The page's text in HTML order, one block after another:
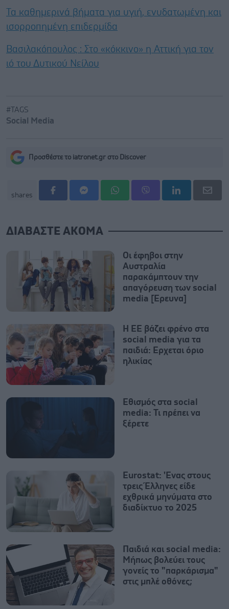
Τα καθημερινά βήματα για υγιή, ενυδατωμένη και
ισορροπημένη επιδερμίδα
Βασιλακόπουλος : Στο «κόκκινο» η Αττική για τον
ιό του Δυτικού Νείλου
#TAGS
Social Media
Προσθέστε το iatronet.gr στο Discover
shares
ΔΙΑΒΑΣΤΕ ΑΚΟΜΑ
Οι έφηβοι στην
Αυστραλία
παρακάμπτουν την
απαγόρευση των social
media [Έρευνα]
Η ΕΕ βάζει φρένο στα
social media για τα
παιδιά: Ερχεται όριο
ηλικίας
Εθισμός στα social
media: Τι πρέπει να
ξέρετε
Eurostat: 'Ενας στους
τρεις Έλληνες είδε
εχθρικά μηνύματα στο
διαδίκτυο το 2025
Παιδιά και social media:
Μήπως βολεύει τους
γονείς το "παρκάρισμα"
στις μπλέ οθόνες;